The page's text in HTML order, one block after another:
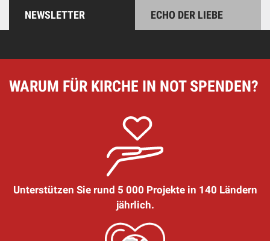
NEWSLETTER ECHO DER LIEBE
WARUM FÜR KIRCHE IN NOT SPENDEN?
Unterstützen Sie rund 5 000 Projekte in 140 Ländern
jährlich.